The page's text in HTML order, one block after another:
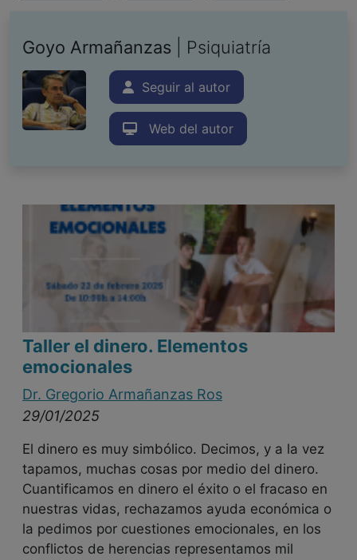
Goyo Armañanzas | Psiquiatría
Seguir al autor
Web del autor
Taller el dinero. Elementos
emocionales
Dr. Gregorio Armañanzas Ros
29/01/2025
El dinero es muy simbólico. Decimos, y a la vez
tapamos, muchas cosas por medio del dinero.
Cuantificamos en dinero el éxito o el fracaso en
nuestras vidas, rechazamos ayuda económica o
la pedimos por cuestiones emocionales, en los
conflictos de herencias representamos mil